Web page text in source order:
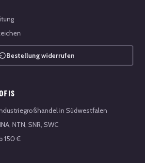
Bestellung widerrufen
in Südwestfalen
NTN, SNR, SWC
150 €